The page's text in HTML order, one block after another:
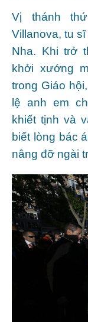
Vị thánh
Villanova, tu
Nha. Khi trở
khởi xướng
trong Giáo
lệ anh em
khiết tịnh và
biết lòng bác
nâng đỡ ngài